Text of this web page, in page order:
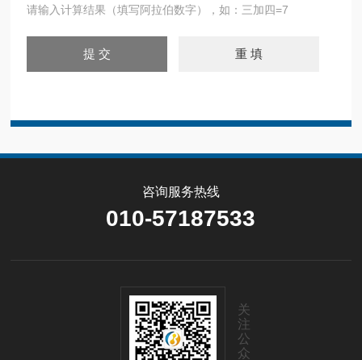
请输入计算结果（填写阿拉伯数字），如：三加四=7
咨询服务热线
010-57187533
关
注
公
众